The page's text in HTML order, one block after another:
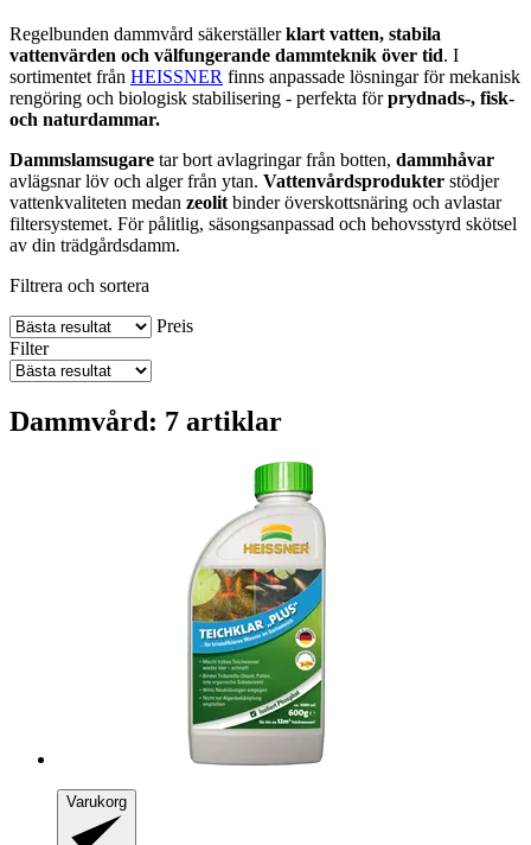
Regelbunden dammvård säkerställerklart vatten, stabila
vattenvärden och välfungerande dammteknik över tid. I
sortimentet från HEISSNER finns anpassade lösningar för mekanisk
rengöring och biologisk stabilisering - perfekta förprydnads-, fisk-
och naturdammar.
Dammslamsugare tar bort avlagringar från botten, dammhåvar
avlägsnar löv och alger från ytan. Vattenvårdsprodukter stödjer
vattenkvaliteten medan zeolit binder överskottsnäring och avlastar
filtersystemet. För pålitlig, säsongsanpassad och behovsstyrd skötsel
av din trädgårdsdamm.
Filtrera och sortera
Preis
Filter
Dammvård: 7 artiklar
Varukorg